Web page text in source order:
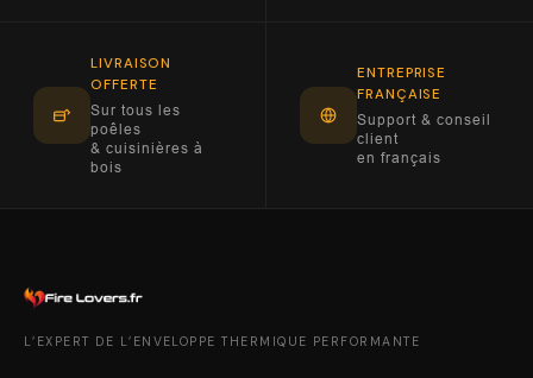
LIVRAISON
OFFERTE
Sur tous les
poêles
& cuisinières à
bois
ENTREPRISE
FRANÇAISE
Support & conseil
client
en français
L’EXPERT DE L’ENVELOPPE THERMIQUE PERFORMANTE